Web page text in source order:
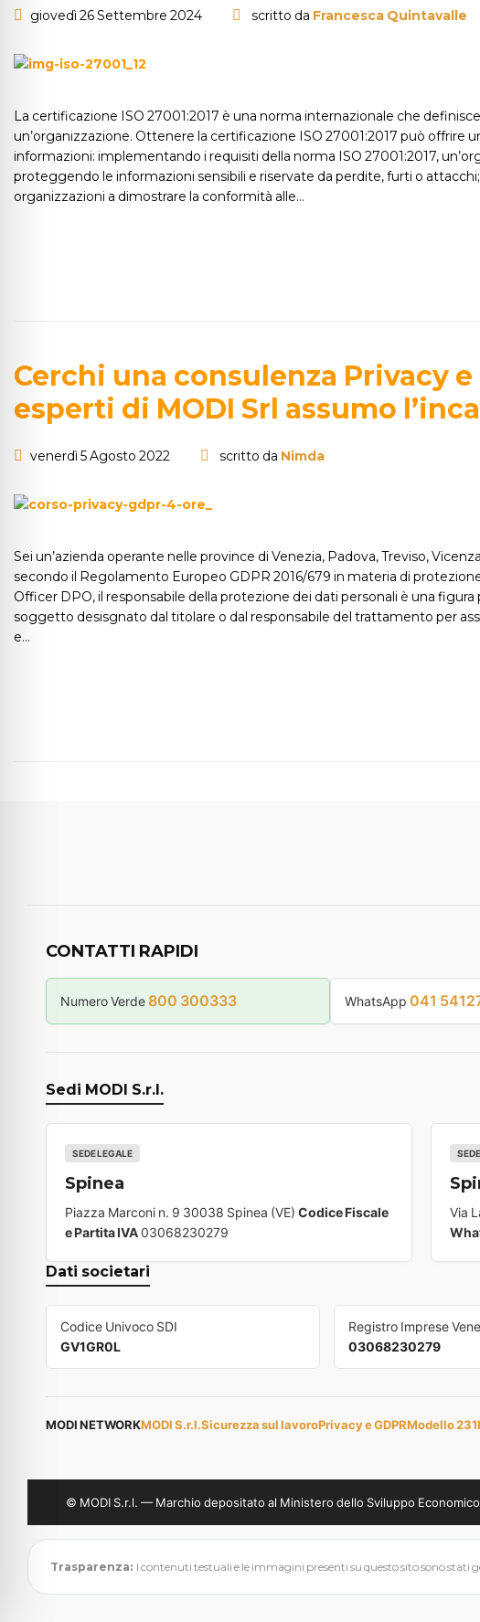
giovedì 26 Settembre 2024 scritto da Francesca Quintavalle
La certificazione ISO 27001:2017 è una norma internazionale che
un’organizzazione. Ottenere la certificazione ISO 27001:2017 può offrire
informazioni: implementando i requisiti della norma ISO 27001:2017,
proteggendo le informazioni sensibili e riservate da perdite, furti o
organizzazioni a dimostrare la conformità alle…
Cerchi una consulenza Privacy
esperti di MODI Srl assumo
venerdì 5 Agosto 2022 scritto da Nimda
Sei un’azienda operante nelle province di Venezia, Padova, Treviso,
secondo il Regolamento Europeo GDPR 2016/679 in materia di
Officer DPO, il responsabile della protezione dei dati personali è una
soggetto desisgnato dal titolare o dal responsabile del trattamento per
e…
CONTATTI RAPIDI
Numero Verde 800 300333 WhatsApp 041
Sedi MODI S.r.l.
SEDE LEGALE
Spinea
Piazza Marconi n. 9 30038 Spinea (VE) Codice Fiscale
e Partita IVA03068230279
Via
Dati societari
Codice Univoco SDI
GV1GR0L
Registro Imprese
03068230279
MODI NETWORKMODI S.r.l.Sicurezza sul lavoroPrivacy e GDPRModello 231
© MODI S.r.l. — Marchio depositato al Ministero dello Sviluppo
Trasparenza: I contenuti testuali e le immagini presenti su questo sito sono stati